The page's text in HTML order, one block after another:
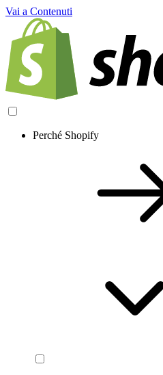
Vai a Contenuti
Perché Shopify